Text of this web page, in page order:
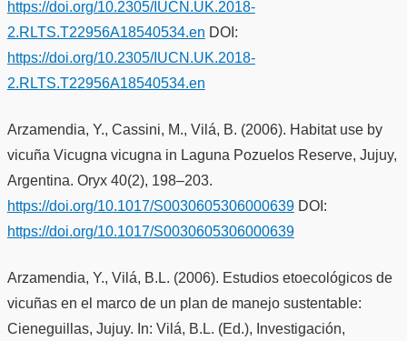
https://doi.org/10.2305/IUCN.UK.2018-
2.RLTS.T22956A18540534.en DOI:
https://doi.org/10.2305/IUCN.UK.2018-
2.RLTS.T22956A18540534.en
Arzamendia, Y., Cassini, M., Vilá, B. (2006). Habitat use by
vicuña Vicugna vicugna in Laguna Pozuelos Reserve, Jujuy,
Argentina. Oryx 40(2), 198–203.
https://doi.org/10.1017/S0030605306000639DOI:
https://doi.org/10.1017/S0030605306000639
Arzamendia, Y., Vilá, B.L. (2006). Estudios etoecológicos de
vicuñas en el marco de un plan de manejo sustentable:
Cieneguillas, Jujuy. In: Vilá, B.L. (Ed.), Investigación,